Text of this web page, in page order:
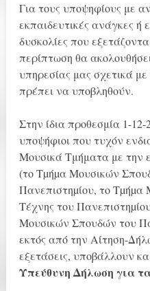
Για τους υποψηφίους με
εκπαιδευτικές ανάγκες ή
δυσκολίες που
περίπτωση θα
υπηρεσίας μας σχετικά
πρέπει να υποβληθούν.
Στην ίδια προθεσμία 1-12-
υποψήφιοι που τυχόν
Μουσικά Τμήματα με την
(το Τµήµα Μουσικών
Πανεπιστηµίου, το Τµήµα
Τέχνης του
Μουσικών Σπουδών του
εκτός από την Αίτηση-
εξετάσεις, υποβάλλουν
Υπεύθυνη Δήλωση για